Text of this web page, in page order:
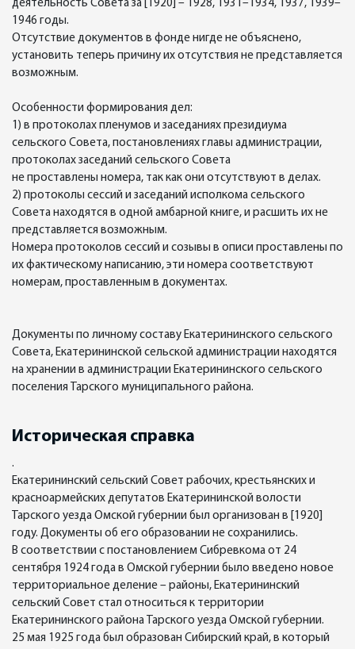
деятельность Совета за [1920] – 1928, 1931–1934, 1937, 1939–
1946 годы.
Отсутствие документов в фонде нигде не объяснено,
установить теперь причину их отсутствия не представляется
возможным.
Особенности формирования дел:
1) в протоколах пленумов и заседаниях президиума
сельского Совета, постановлениях главы администрации,
протоколах заседаний сельского Совета
не проставлены номера, так как они отсутствуют в делах.
2) протоколы сессий и заседаний исполкома сельского
Совета находятся в одной амбарной книге, и расшить их не
представляется возможным.
Номера протоколов сессий и созывы в описи проставлены по
их фактическому написанию, эти номера соответствуют
номерам, проставленным в документах.
Документы по личному составу Екатерининского сельского
Совета, Екатерининской сельской администрации находятся
на хранении в администрации Екатерининского сельского
поселения Тарского муниципального района.
Историческая справка
.
Екатерининский сельский Совет рабочих, крестьянских и
красноармейских депутатов Екатерининской волости
Тарского уезда Омской губернии был организован в [1920]
году. Документы об его образовании не сохранились.
В соответствии с постановлением Сибревкома от 24
сентября 1924 года в Омской губернии было введено новое
территориальное деление – районы, Екатерининский
сельский Совет стал относиться к территории
Екатерининского района Тарского уезда Омской губернии.
25 мая 1925 года был образован Сибирский край, в который